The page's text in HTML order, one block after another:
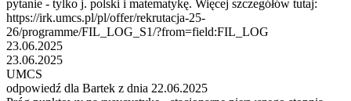
pytanie - tylko j. polski i matematykę. Więcej szczegółów tutaj:
https://irk.umcs.pl/pl/offer/rekrutacja-25-
26/programme/FIL_LOG_S1/?from=field:FIL_LOG
23.06.2025
23.06.2025
UMCS
odpowiedź dla Bartek z dnia 22.06.2025